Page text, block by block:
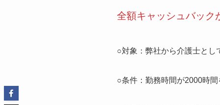
全額キャッシュバッ
○対象：弊社から介護士とし
○条件：勤務時間が2000時